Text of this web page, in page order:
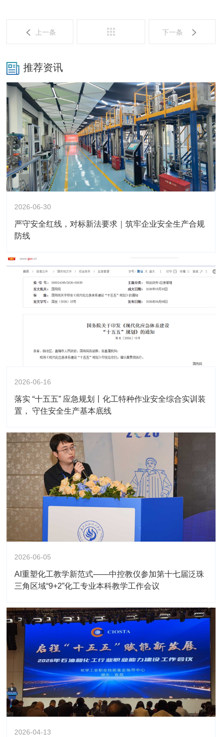
上一条 下一条
推荐资讯
2026-06-30
严守安全红线，对标新法要求｜筑牢企业安全生产合规
防线
2026-06-16
落实 “十五五” 应急规划丨化工特种作业安全综合实训装
置， 守住安全生产基本底线
2026-06-05
AI重塑化工教学新范式——中控教仪参加第十七届泛珠
三角区域“9+2”化工专业本科教学工作会议
2026-04-13